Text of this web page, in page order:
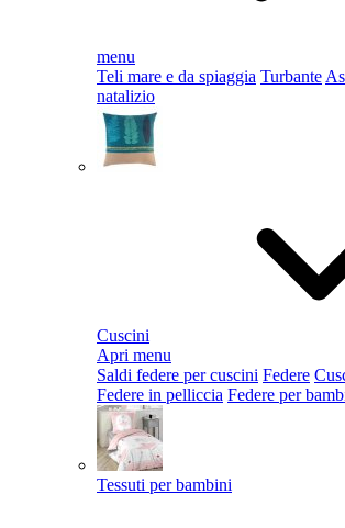
menu
Teli mare e da spiaggia Turbante
natalizio
Cuscini
Apri menu
Saldi federe per cuscini Federe
Federe in pelliccia Federe per
Tessuti per bambini